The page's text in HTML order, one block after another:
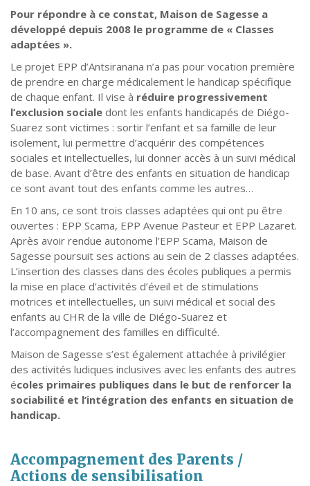
Pour répondre à ce constat, Maison de Sagesse a
développé depuis 2008 le programme de « Classes
adaptées ».
Le projet EPP d’Antsiranana n’a pas pour vocation première
de prendre en charge médicalement le handicap spécifique
de chaque enfant. Il vise à réduire progressivement
l’exclusion sociale dont les enfants handicapés de Diégo-
Suarez sont victimes : sortir l’enfant et sa famille de leur
isolement, lui permettre d’acquérir des compétences
sociales et intellectuelles, lui donner accès à un suivi médical
de base. Avant d’être des enfants en situation de handicap
ce sont avant tout des enfants comme les autres…
En 10 ans, ce sont trois classes adaptées qui ont pu être
ouvertes : EPP Scama, EPP Avenue Pasteur et EPP Lazaret.
Après avoir rendue autonome l’EPP Scama, Maison de
Sagesse poursuit ses actions au sein de 2 classes adaptées.
L’insertion des classes dans des écoles publiques a permis
la mise en place d’activités d’éveil et de stimulations
motrices et intellectuelles, un suivi médical et social des
enfants au CHR de la ville de Diégo-Suarez et
l’accompagnement des familles en difficulté.
Maison de Sagesse s’est également attachée à privilégier
des activités ludiques inclusives avec les enfants des autres
écoles primaires publiques dans le but de renforcer la
sociabilité et l’intégration des enfants en situation de
handicap.
Accompagnement des Parents /
Actions de sensibilisation